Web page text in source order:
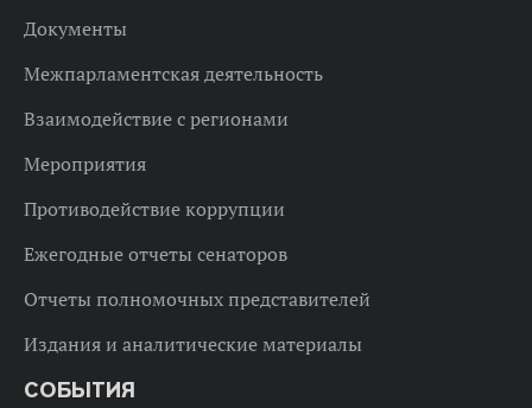
Документы
Межпарламентская деятельность
Взаимодействие с регионами
Мероприятия
Противодействие коррупции
Ежегодные отчеты сенаторов
Отчеты полномочных представителей
Издания и аналитические материалы
СОБЫТИЯ